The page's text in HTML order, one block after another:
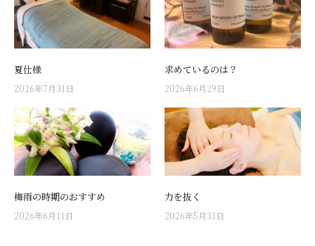
夏仕様
2026年7月31日
求めているのは？
2026年6月29日
梅雨の時期のおすすめ
2026年6月11日
力を抜く
2026年5月31日